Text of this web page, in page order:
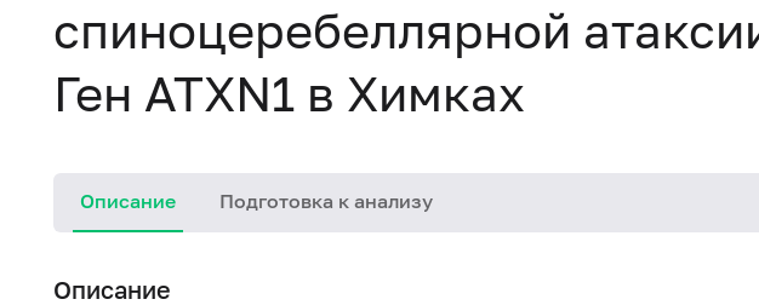
спиноцеребеллярной
Ген ATXN1 в Химках
Описание Подготовка к анализу
Описание